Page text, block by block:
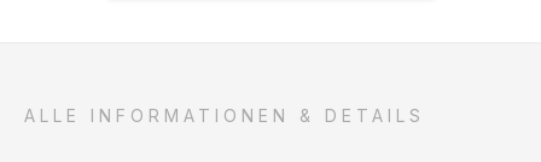
ALLE INFORMATIONEN & DETAILS